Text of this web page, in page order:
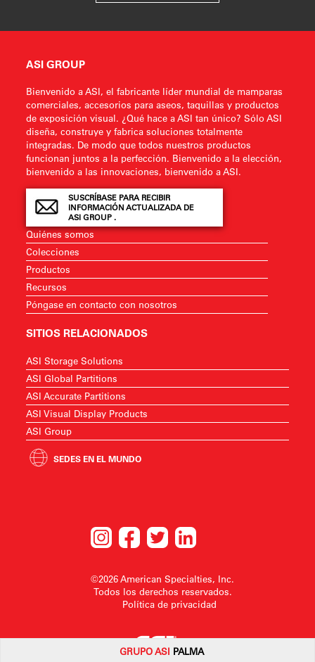
GRUPOASI PALMA
ASI GROUP
Bienvenido a ASI, el fabricante líder mundial de mamparas
comerciales, accesorios para aseos, taquillas y productos
de exposición visual. ¿Qué hace a ASI tan único? Sólo ASI
diseña, construye y fabrica soluciones totalmente
integradas. De modo que todos nuestros productos
funcionan juntos a la perfección. Bienvenido a la elección,
bienvenido a las innovaciones, bienvenido a ASI.
SUSCRÍBASE PARA RECIBIR
INFORMACIÓN ACTUALIZADA DE
ASI GROUP .
Quiénes somos
Colecciones
Productos
Recursos
Póngase en contacto con nosotros
SITIOS RELACIONADOS
ASI Storage Solutions
ASI Global Partitions
ASI Accurate Partitions
ASI Visual Display Products
ASI Group
SEDES EN EL MUNDO
©2026 American Specialties, Inc.
Todos los derechos reservados.
Política de privacidad